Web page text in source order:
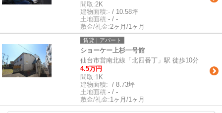
間取:2K
建物面積:- / 10.58坪
土地面積:- / -
敷金/礼金:2ヶ月/1ヶ月
賃貸｜アパート
ショーケー上杉一号館
仙台市営南北線「北四番丁」駅 徒歩10分
4.5万円
間取:1K
建物面積:- / 8.73坪
土地面積:- / -
敷金/礼金:1ヶ月/1ヶ月